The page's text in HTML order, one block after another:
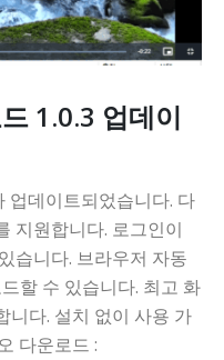
1.0.3 업데이
업데이트되었습니다. 다
지원합니다. 로그인이
습니다. 브라우저 자동
할 수 있습니다. 최고 화
니다. 설치 없이 사용 가
다운로드 :